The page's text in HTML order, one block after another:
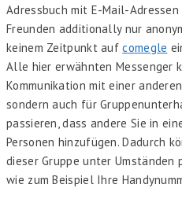
Adressbuch mit E-Mail-
Freunden additionally nur
keinem Zeitpunkt aufcomegle
Alle hier erwähnten Messenger
Kommunikation mit einer
sondern auch für
passieren, dass andere Sie in
Personen hinzufügen. Dadurch
dieser Gruppe unter Umständen
wie zum Beispiel Ihre